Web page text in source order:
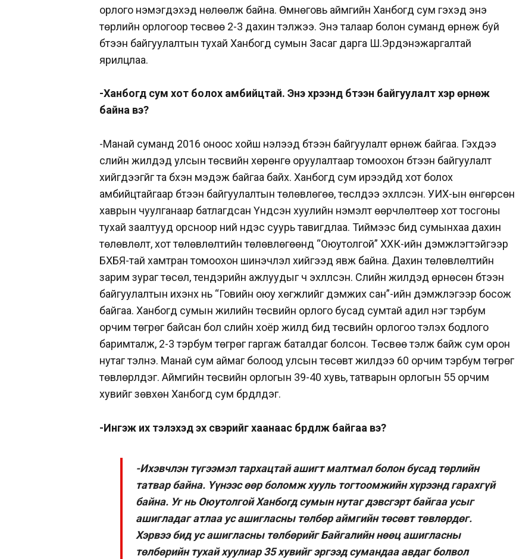
орлого нэмэгдэхэд нөлөөлж байна. Өмнөговь аймгийн Ханбогд сум гэхэд энэ
төрлийн орлогоор төсвөө 2-3 дахин тэлжээ. Энэ талаар болон суманд өрнөж буй
бүтээн байгуулалтын тухай Ханбогд сумын Засаг дарга Ш.Эрдэнэжаргалтай
ярилцлаа.
-Ханбогд сум хот болох амбийцтай. Энэ хүрээнд бүтээн байгуулалт хэр өрнөж
байна вэ?
-Манай суманд 2016 оноос хойш нэлээд бүтээн байгуулалт өрнөж байгаа. Гэхдээ
сүүлийн жилүүдэд улсын төсвийн хөрөнгө оруулалтаар томоохон бүтээн байгуулалт
хийгдээгүйг та бүхэн мэдэж байгаа байх. Ханбогд сум ирээдүйд хот болох
амбийцтайгаар бүтээн байгуулалтын төлөвлөгөө, төслүүдээ эхлүүлсэн. УИХ-ын өнгөрсөн
хаврын чуулганаар батлагдсан Үндсэн хуулийн нэмэлт өөрчлөлтөөр хот тосгоны
тухай заалтууд орсноор үүний үндэс суурь тавигдлаа. Тиймээс бид сумынхаа дахин
төлөвлөлт, хот төлөвлөлтийн төлөвлөгөөнд “Оюутолгой” ХХК-ийн дэмжлэгтэйгээр
БХБЯ-тай хамтран томоохон шинэчлэл хийгээд явж байна. Дахин төлөвлөлтийн
зарим зураг төсөл, тендэрийн ажлуудыг ч эхлүүлсэн. Сүүлийн жилүүдэд өрнөсөн бүтээн
байгуулалтын ихэнх нь “Говийн оюу хөгжлийг дэмжих сан”-ийн дэмжлэгээр босож
байгаа. Ханбогд сумын жилийн төсвийн орлого бусад сумтай адил нэг тэрбум
орчим төгрөг байсан бол сүүлийн хоёр жилд бид төсвийн орлогоо тэлэх бодлого
баримталж, 2-3 тэрбум төгрөг гаргаж баталдаг болсон. Төсвөө тэлж байж сум орон
нутаг тэлнэ. Манай сум аймаг болоод улсын төсөвт жилдээ 60 орчим тэрбум төгрөг
төвлөрүүлдэг. Аймгийн төсвийн орлогын 39-40 хувь, татварын орлогын 55 орчим
хувийг зөвхөн Ханбогд сум бүрдүүлдэг.
-Ингэж их тэлэхэд эх үүсвэрийг хаанаас бүрдүүлж байгаа вэ?
-Ихэвчлэн түгээмэл тархацтай ашигт малтмал болон бусад төрлийн
татвар байна. Үүнээс өөр боломж хууль тогтоомжийн хүрээнд гарахгүй
байна. Уг нь Оюутолгой Ханбогд сумын нутаг дэвсгэрт байгаа усыг
ашигладаг атлаа ус ашигласны төлбөр аймгийн төсөвт төвлөрдөг.
Хэрвээ бид ус ашигласны төлбөрийг Байгалийн нөөц ашигласны
төлбөрийн тухай хуулиар 35 хувийг эргээд сумандаа авдаг болвол